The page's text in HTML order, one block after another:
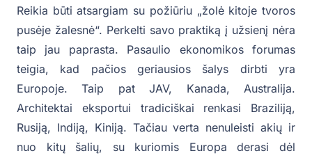
Reikia būti atsargiam su požiūriu „žolė kitoje tvoros
pusėje žalesnė“. Perkelti savo praktiką į užsienį nėra
taip jau paprasta. Pasaulio ekonomikos forumas
teigia, kad pačios geriausios šalys dirbti yra
Europoje. Taip pat JAV, Kanada, Australija.
Architektai eksportui tradiciškai renkasi Braziliją,
Rusiją, Indiją, Kiniją. Tačiau verta nenuleisti akių ir
nuo kitų šalių, su kuriomis Europa derasi dėl